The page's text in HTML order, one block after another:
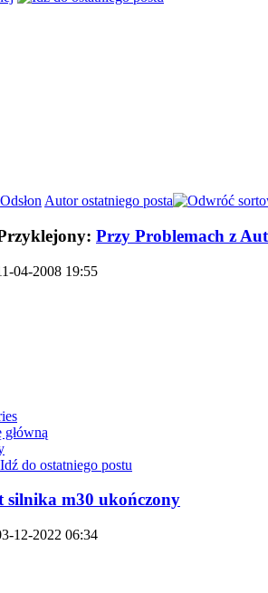
Odsłon Autor ostatniego posta
Przy Problemach z
04-2008 19:55
silnika m30 ukończony
12-2022 06:34